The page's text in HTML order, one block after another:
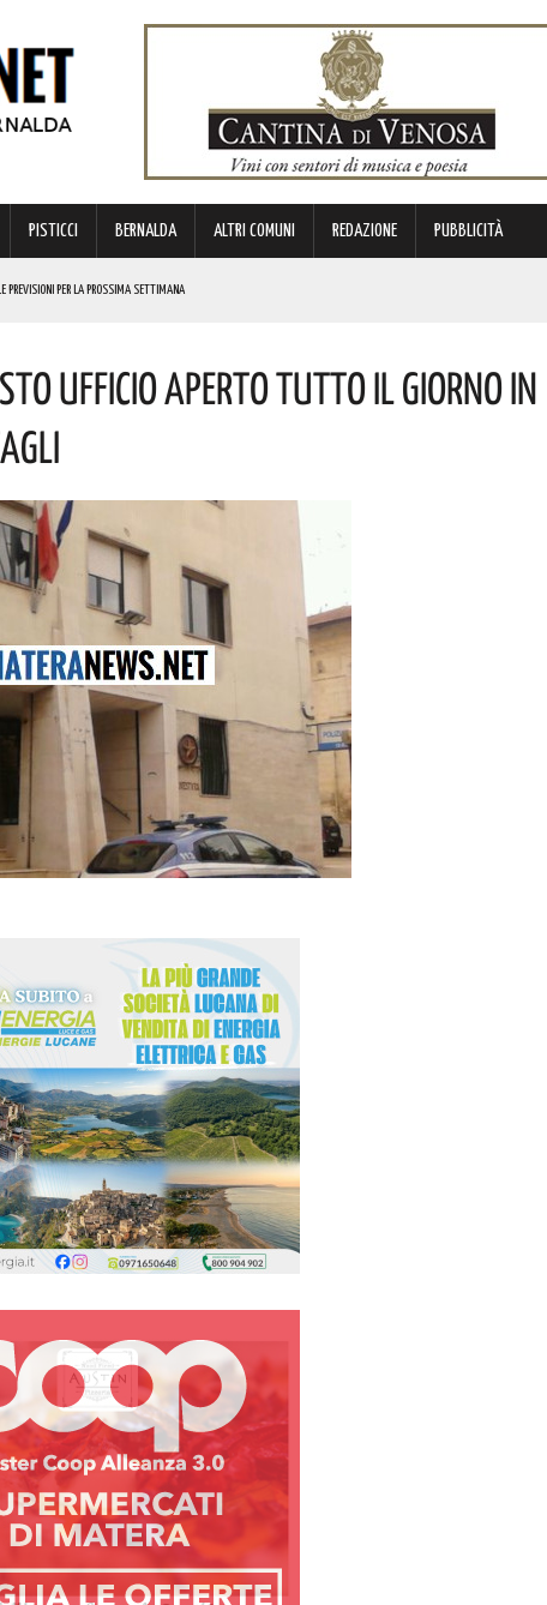
PISTICCI BERNALDA ALTRI COMUNI REDAZIONE PUBBLICITÀ
PREVISIONI PER LA PROSSIMA SETTIMANA
AL FORTUNATOUfficio Aperto Tutto Il Giorno In